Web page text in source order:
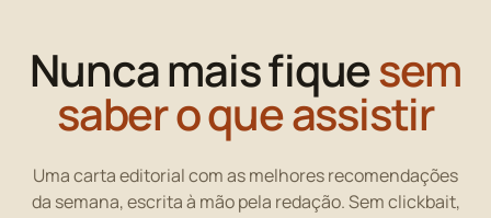
Nunca mais fiquesem
saber o que assistir
Uma carta editorial com as melhores recomendações
da semana, escrita à mão pela redação. Sem clickbait,